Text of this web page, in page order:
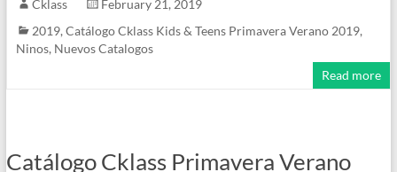
Cklass
February 21, 2019
2019, Catálogo Cklass Kids & Teens Primavera Verano 2019,
Ninos, Nuevos Catalogos
Read more
Catálogo Cklass Primavera Verano